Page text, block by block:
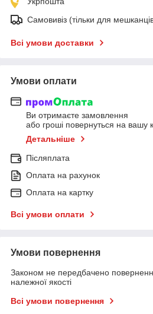
Самовивіз (тільки для
Всі умови доставки
Умови оплати
Ви отримаєте замовлення
або гроші повернуться на вашу
Детальніше
Післяплата
Оплата на рахунок
Оплата на картку
Всі умови оплати
Умови повернення
Законом не передбачено
належної якості
Всі умови повернення